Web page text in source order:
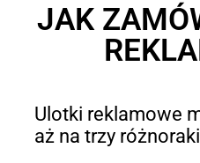
JAK
Ulotki reklamowe
aż na trzy